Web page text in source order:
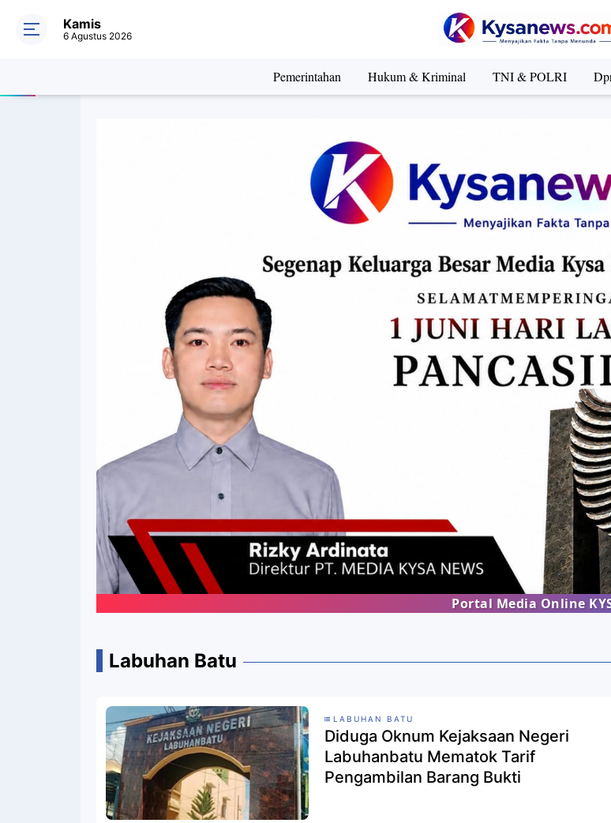
Kamis
6 Agustus 2026
Pemerintahan Hukum & Kriminal TNI & POLRI
Portal Media Online KYSA
Labuhan Batu
LABUHAN BATU
Diduga Oknum Kejaksaan Negeri
Labuhanbatu Mematok Tarif
Pengambilan Barang Bukti